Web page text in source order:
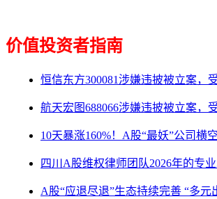
价值投资者指南
恒信东方300081涉嫌违披被立案，
航天宏图688066涉嫌违披被立案，
10天暴涨160%！A股“最妖”公司横
四川A股维权律师团队2026年的专
A股“应退尽退”生态持续完善 “多元